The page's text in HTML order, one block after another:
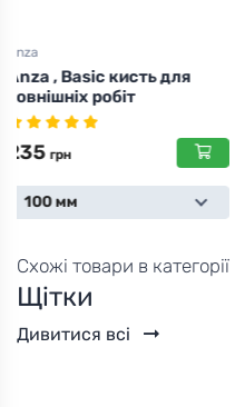
Anza
Anza , Elite кисть вигнутий
для зовнішніх робіт
0 грн
100 мм
Схожі товари в категорії
Щітки
Дивитися всі